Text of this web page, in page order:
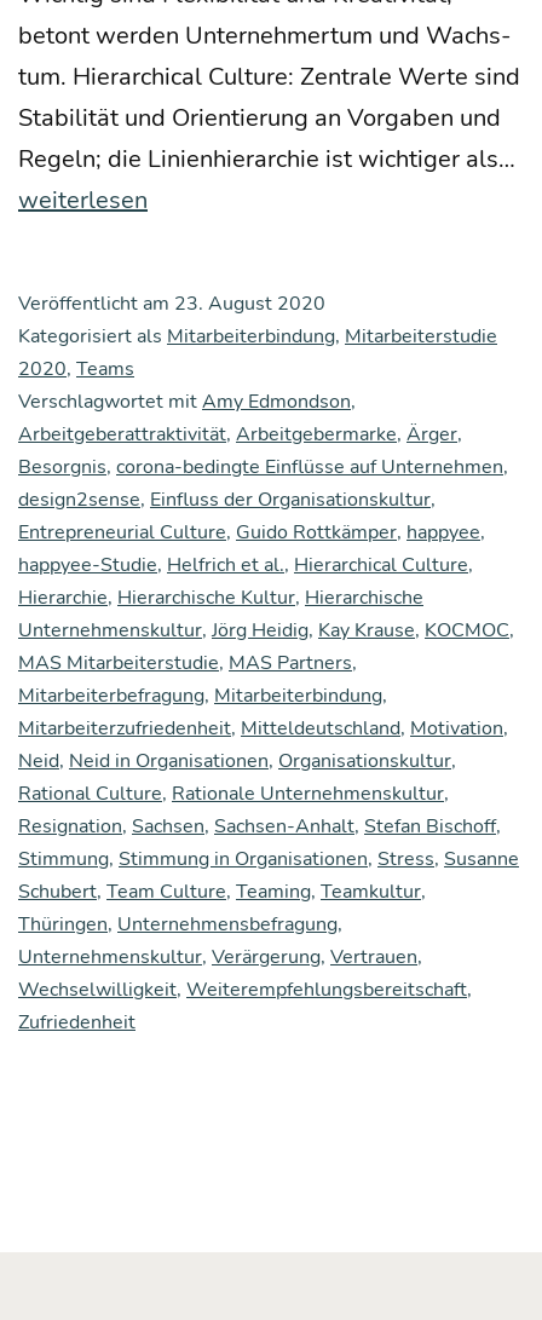
betont wer­den Unter­neh­mer­tum und Wachs­
tum. Hier­ar­chi­cal Cul­tu­re: Zen­tra­le Wer­te sind
Sta­bi­li­tät und Ori­en­tie­rung an Vor­ga­ben und
Regeln; die Lini­en­hier­ar­chie ist wich­ti­ger als…
weiterlesen
Veröffentlicht am 23. August 2020
Kategorisiert als Mitarbeiterbindung, Mitarbeiterstudie
2020, Teams
Verschlagwortet mitAmy Edmondson,
Arbeitgeberattraktivität, Arbeitgebermarke, Ärger,
Besorgnis, corona-bedingte Einflüsse auf Unternehmen,
design2sense, Einfluss der Organisationskultur,
Entrepreneurial Culture, Guido Rottkämper, happyee,
happyee-Studie, Helfrich et al., Hierarchical Culture,
Hierarchie, Hierarchische Kultur, Hierarchische
Unternehmenskultur, Jörg Heidig, Kay Krause, KOCMOC,
MAS Mitarbeiterstudie, MAS Partners,
Mitarbeiterbefragung, Mitarbeiterbindung,
Mitarbeiterzufriedenheit, Mitteldeutschland, Motivation,
Neid, Neid in Organisationen, Organisationskultur,
Rational Culture, Rationale Unternehmenskultur,
Resignation, Sachsen, Sachsen-Anhalt, Stefan Bischoff,
Stimmung, Stimmung in Organisationen, Stress, Susanne
Schubert, Team Culture, Teaming, Teamkultur,
Thüringen, Unternehmensbefragung,
Unternehmenskultur, Verärgerung, Vertrauen,
Wechselwilligkeit, Weiterempfehlungsbereitschaft,
Zufriedenheit